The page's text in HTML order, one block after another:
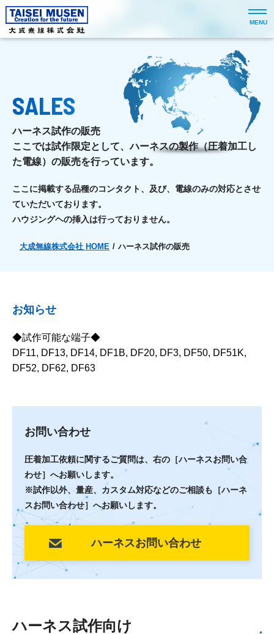
MENU
SALES
ハーネス試作の販売
ここでは試作限定として、ハーネスの製作（圧着加工し
た電線）の販売を行っています。
ここに掲載する品種のコンタクト、及び、電線のみの対応とさせ
ていただいております。
ハウジングヘの挿入は行っておりません。
大成無線株式会社 HOME / ハーネス試作の販売
お知らせ
◆試作可能な端子◆
DF11, DF13, DF14, DF1B, DF20, DF3, DF50, DF51K,
DF52, DF62, DF63
お問い合わせ
圧着加工依頼に関するご質問は、右の［ハーネスお問い合
わせ］へお願いします。
※試作以外、量産、カスタム対応などのご相談も［ハーネ
スお問い合わせ］へお願いします。
ハーネスお問い合わせ
ハーネス試作向け